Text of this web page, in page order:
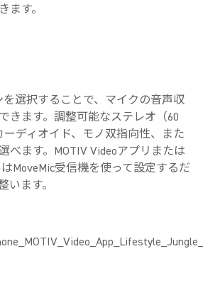
ます。
選択することで、マイクの音声収
きます。調整可能なステレオ（60
ディオイド、モノ双指向性、また
べます。MOTIV Videoアプリまたは
MoveMic受信機を使って設定するだ
います。